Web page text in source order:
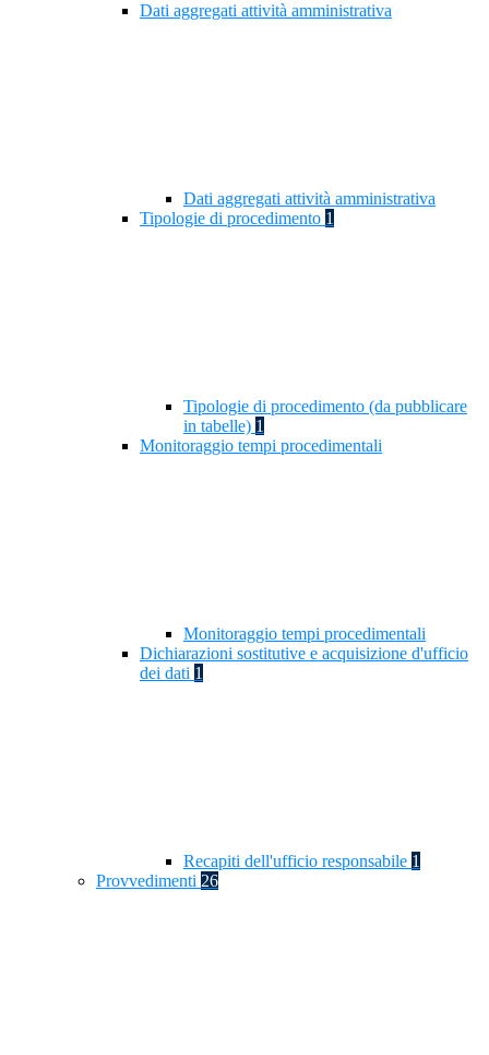
Dati aggregati attività amministrativa
Dati aggregati attività amministrativa
Tipologie di procedimento 1
Tipologie di procedimento (da pubblicare
in tabelle) 1
Monitoraggio tempi procedimentali
Monitoraggio tempi procedimentali
Dichiarazioni sostitutive e acquisizione d'ufficio
dei dati 1
Recapiti dell'ufficio responsabile 1
Provvedimenti 26